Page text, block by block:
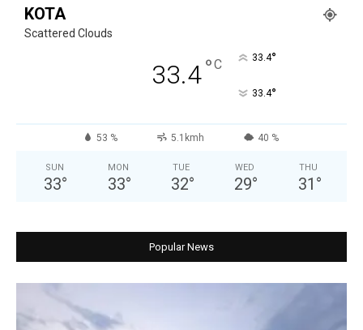
KOTA
Scattered Clouds
33.4°C 33.4°
33.4°
53 % 5.1kmh 40 %
SUN
33°
MON
33°
TUE
32°
WED
29°
THU
31 °
Popular News